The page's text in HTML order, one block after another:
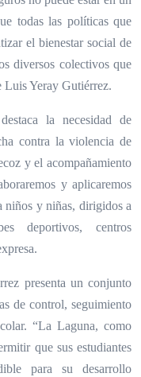
todas las políticas que
el bienestar social de
diversos colectivos que
Luis Yeray Gutiérrez.
la necesidad de
contra la violencia de
y el acompañamiento
y aplicaremos
niños y niñas, dirigidos a
deportivos, centros
presenta un conjunto
de control, seguimiento
“La Laguna, como
que sus estudiantes
para su desarrollo